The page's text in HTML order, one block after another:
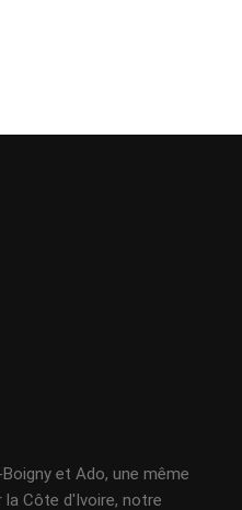
et Ado, une même
la Côte d'Ivoire, notre